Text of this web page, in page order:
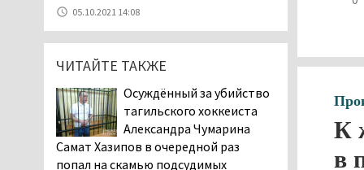
К
в
уголовное дело о
мошенничестве при
строительстве ИЖС в Нижнем
Тагиле
Екатеринбург подвергся
атаке БПЛА, восемь из
них были сбиты, три
упали на крышу логистического
05.10.2021 14:08
ЧИТАЙТЕ ТАКЖЕ
Осуждённый за убийство
тагильского хоккеиста
Александра Чумарина
Самат Хазипов в очередной раз
попал на скамью подсудимых